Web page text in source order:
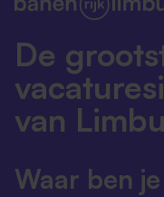
De
van
Waar ben